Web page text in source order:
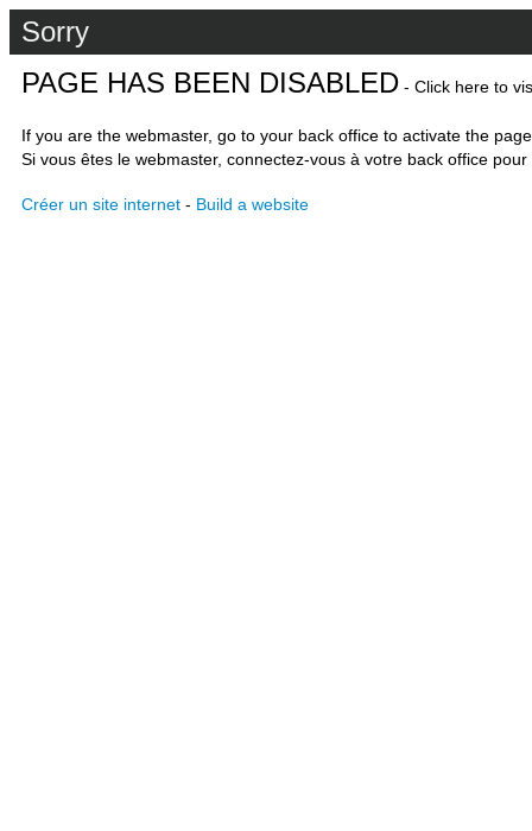
Sorry
PAGE HAS BEEN DISABLED - Click here to
If you are the webmaster, go to your back office to activate the
Si vous êtes le webmaster, connectez-vous à votre back office
Créer un site internet - Build a website